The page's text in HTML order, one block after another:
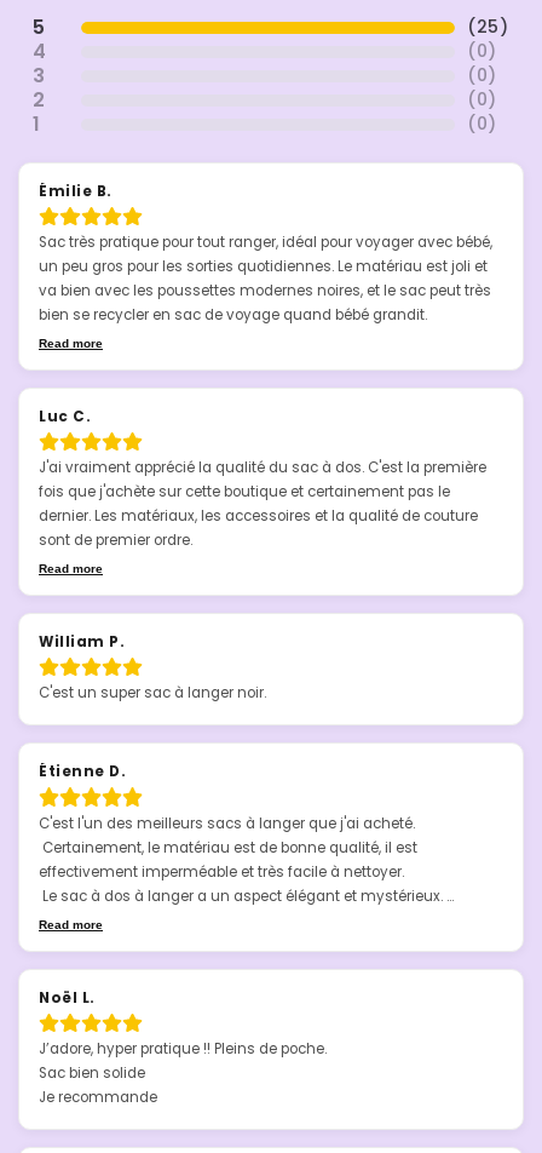
5 (25)
4 (0)
3 (0)
2 (0)
1 (0)
Émilie B.
Sac très pratique pour tout ranger, idéal pour voyager avec bébé,
un peu gros pour les sorties quotidiennes. Le matériau est joli et
va bien avec les poussettes modernes noires, et le sac peut très
bien se recycler en sac de voyage quand bébé grandit.
Read more
Luc C.
J'ai vraiment apprécié la qualité du sac à dos. C'est la première
fois que j'achète sur cette boutique et certainement pas le
dernier. Les matériaux, les accessoires et la qualité de couture
sont de premier ordre.
Read more
William P.
C'est un super sac à langer noir.
Étienne D.
C'est l'un des meilleurs sacs à langer que j'ai acheté.
Certainement, le matériau est de bonne qualité, il est
effectivement imperméable et très facile à nettoyer.
Le sac à dos à langer a un aspect élégant et mystérieux.
Je recommande.
Read more
Noël L.
J’adore, hyper pratique !! Pleins de poche.
Sac bien solide
Je recommande